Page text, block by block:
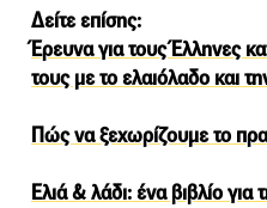
Δείτε επίσης:
Έρευνα για τους Έλληνες
τους με το ελαιόλαδο και
Πώς να ξεχωρίζουμε το
Ελιά & λάδι: ένα βιβλίο για